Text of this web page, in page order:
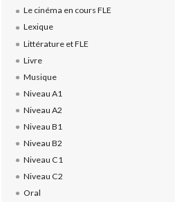
Le cinéma en cours FLE
Lexique
Littérature et FLE
Livre
Musique
Niveau A1
Niveau A2
Niveau B1
Niveau B2
Niveau C1
Niveau C2
Oral